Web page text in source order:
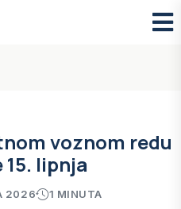
voznom redu
lipnja
2026 1 MINUTA